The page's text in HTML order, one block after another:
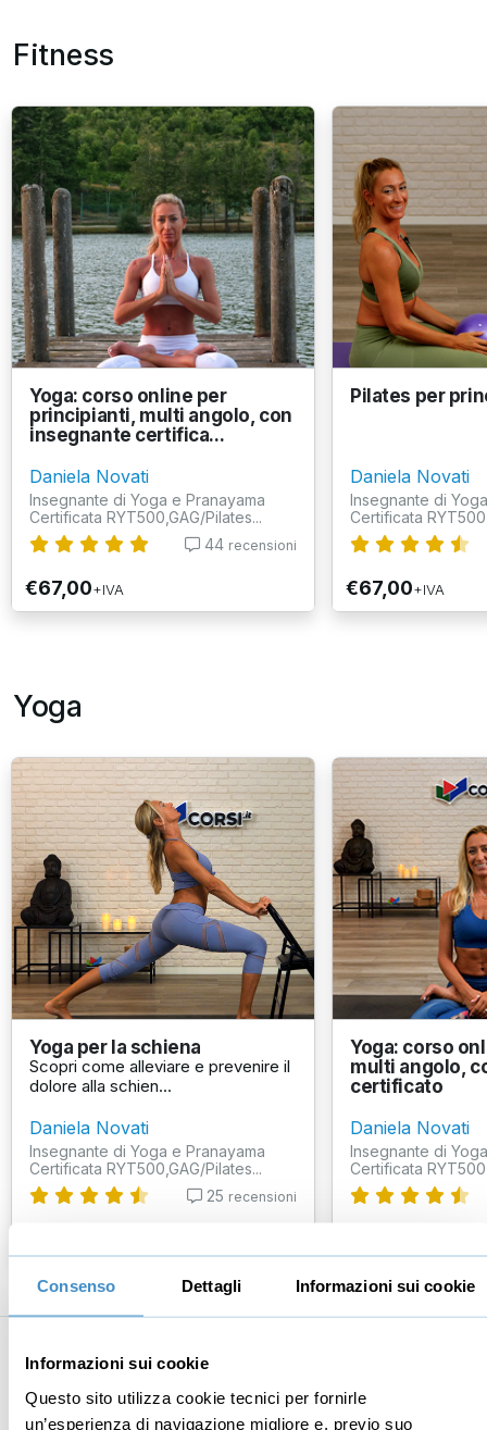
Consenso Dettagli Informazioni sui cookie
Informazioni sui cookie
Questo sito utilizza cookie tecnici per fornirle
un’esperienza di navigazione migliore e, previo suo
Fitness
Yoga: corso online per
principianti, multi angolo, con
insegnante certifica...
Daniela Novati
Insegnante di Yoga e Pranayama
Certificata RYT500,GAG/Pilates...
44 recensioni
€67,00+IVA
Pilates per
Daniela Novati
Insegnante di
Certificata
€67,00+IVA
Yoga
Yoga per la schiena
Scopri come alleviare e prevenire il
dolore alla schien...
Daniela Novati
Insegnante di Yoga e Pranayama
Certificata RYT500,GAG/Pilates...
25 recensioni
Yoga: corso
multi angolo,
certificato
Daniela Novati
Insegnante di
Certificata
Mindset imprenditoriale Seo